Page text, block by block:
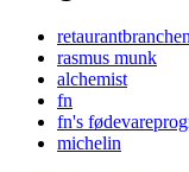
retaurantbranchen
rasmus munk
alchemist
fn
fn's
michelin